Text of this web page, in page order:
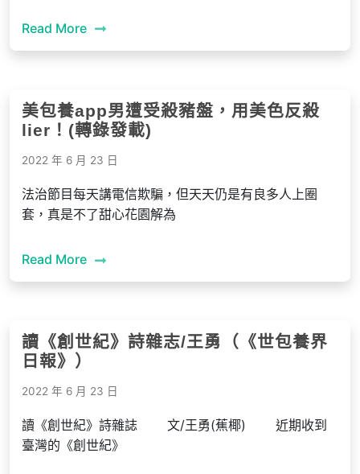
Read More
美包養app男遭受殺豬盤，用美色反殺
lier！(轉錄發載)
2022 年 6 月 23 日
法治節目每天講電信欺騙，但天天仍是有良多人上圈
套，真是不了甜心花園解為
Read More
讀《創世紀》詩雜志/王勇（《世包養界
日報》）
2022 年 6 月 23 日
讀《創世紀》詩雜誌 文/王勇(蕉椰) 近期收到
臺灣的《創世紀》